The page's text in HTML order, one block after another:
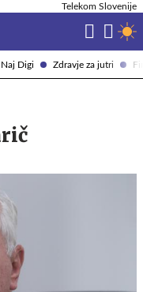
Naj Digi Zdravje za jutri
Telekom Slovenije